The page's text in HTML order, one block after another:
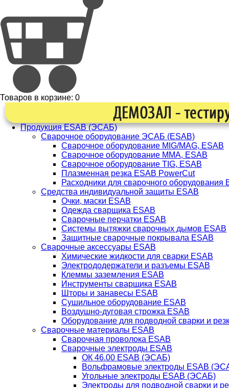
Товаров в корзине: 0
Продукция ESAB (ЭСАБ)
Сварочное оборудование ЭСАБ (ESAB)
Сварочное оборудование MIG/MAG, ESAB
Сварочное оборудование ММА, ESAB
Сварочное оборудование TIG, ESAB
Плазменная резка ESAB PowerCut
Расходники для сварочного оборудования
Средства индивидуальной защиты ESAB
Очки, маски ESAB
Одежда сварщика ESAB
Сварочные перчатки ESAB
Системы вытяжки сварочных дымов ESAB
Защитные сварочные покрывала ESAB
Сварочные аксессуары ESAB
Химические жидкости для сварки ESAB
Электрододержатели и разъемы ESAB
Клеммы заземления ESAB
Инструменты сварщика ESAB
Шторы и занавесы ESAB
Сушильное оборудование ESAB
Воздушно-дуговая строжка ESAB
Оборудование для подводной сварки и
Сварочные материалы ESAB
Сварочная проволока ESAB
Сварочные электроды ESAB
ОК 46.00 ESAB (ЭСАБ)
Вольфрамовые электроды ESAB
Угольные электроды ESAB (ЭСАБ)
Электроды для подводной сварки и